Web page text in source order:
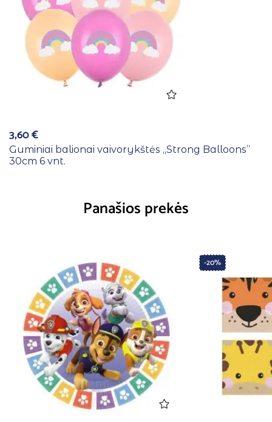
3,60€
Guminiai balionai vaivorykštės ,,Strong Balloons”
30cm 6 vnt.
Panašios prekės
-20%